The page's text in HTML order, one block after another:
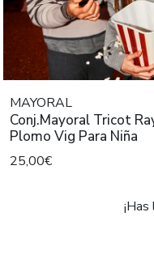
MAYORAL
Conj.Mayoral Tricot
Plomo Vig Para Niña
25,00€